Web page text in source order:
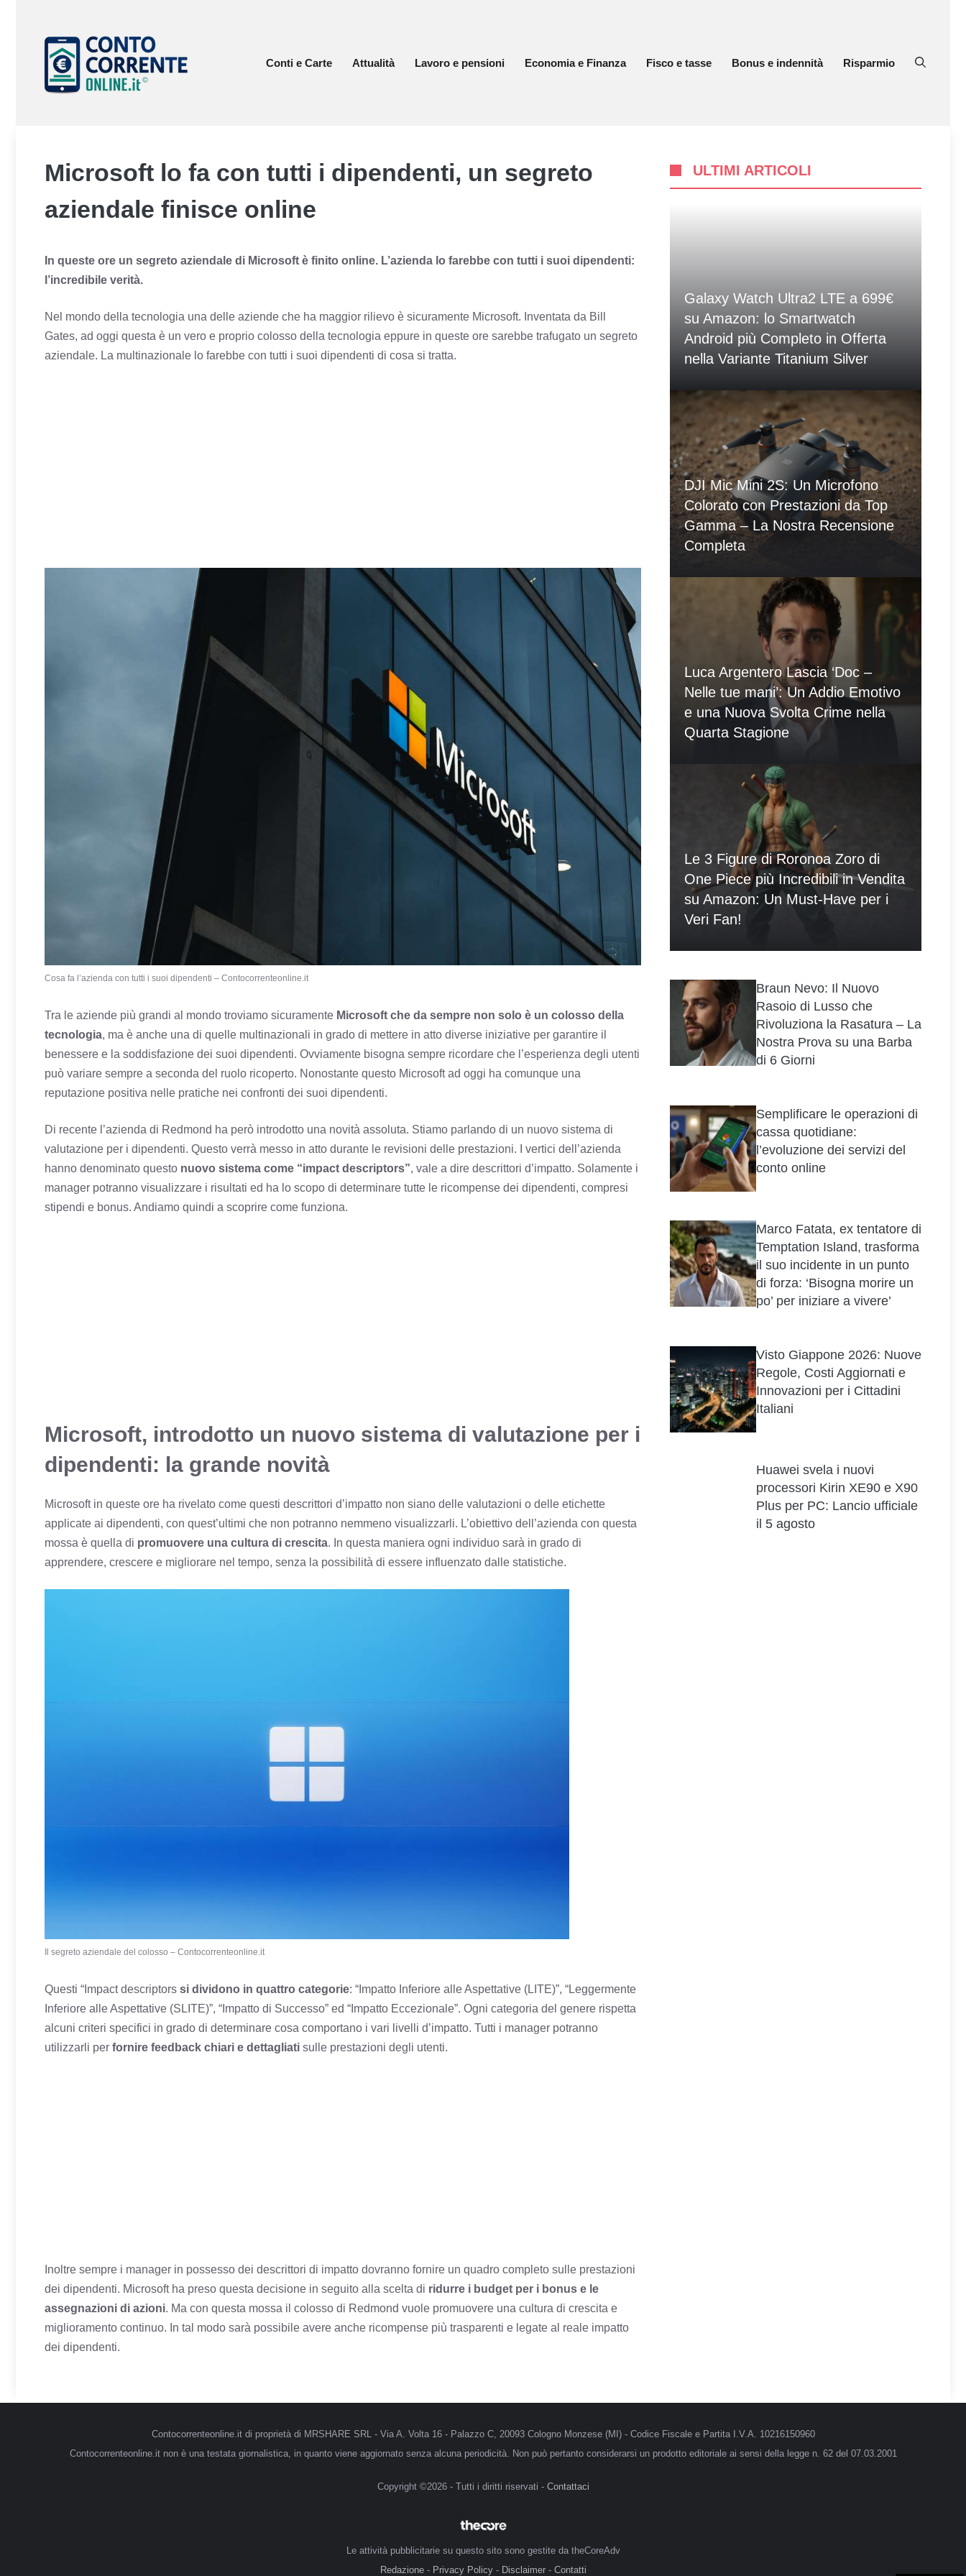
contenuto
Conti e Carte
Attualità Lavoro e pensioni Economia e Finanza Fisco e tasse Bonus e indennità Risparmio
Microsoft lo fa con tutti i dipendenti, un segreto
aziendale finisce online
In queste ore un segreto aziendale di Microsoft è finito online. L’azienda lo farebbe con tutti i suoi dipendenti:
l’incredibile verità.
Nel mondo della tecnologia una delle aziende che ha maggior rilievo è sicuramente Microsoft. Inventata da Bill
Gates, ad oggi questa è un vero e proprio colosso della tecnologia eppure in queste ore sarebbe trafugato un segreto
aziendale. La multinazionale lo farebbe con tutti i suoi dipendenti di cosa si tratta.
Cosa fa l’azienda con tutti i suoi dipendenti – Contocorrenteonline.it
Tra le aziende più grandi al mondo troviamo sicuramente Microsoft che da sempre non solo è un colosso della
tecnologia, ma è anche una di quelle multinazionali in grado di mettere in atto diverse iniziative per garantire il
benessere e la soddisfazione dei suoi dipendenti. Ovviamente bisogna sempre ricordare che l’esperienza degli utenti
può variare sempre a seconda del ruolo ricoperto. Nonostante questo Microsoft ad oggi ha comunque una
reputazione positiva nelle pratiche nei confronti dei suoi dipendenti.
Di recente l’azienda di Redmond ha però introdotto una novità assoluta. Stiamo parlando di un nuovo sistema di
valutazione per i dipendenti. Questo verrà messo in atto durante le revisioni delle prestazioni. I vertici dell’azienda
hanno denominato questo nuovo sistema come “impact descriptors”, vale a dire descrittori d’impatto. Solamente i
manager potranno visualizzare i risultati ed ha lo scopo di determinare tutte le ricompense dei dipendenti, compresi
stipendi e bonus. Andiamo quindi a scoprire come funziona.
Microsoft, introdotto un nuovo sistema di valutazione per i
dipendenti: la grande novità
Microsoft in queste ore ha rivelato come questi descrittori d’impatto non siano delle valutazioni o delle etichette
applicate ai dipendenti, con quest’ultimi che non potranno nemmeno visualizzarli. L’obiettivo dell’azienda con questa
mossa è quella di promuovere una cultura di crescita. In questa maniera ogni individuo sarà in grado di
apprendere, crescere e migliorare nel tempo, senza la possibilità di essere influenzato dalle statistiche.
Il segreto aziendale del colosso – Contocorrenteonline.it
Questi “Impact descriptors si dividono in quattro categorie: “Impatto Inferiore alle Aspettative (LITE)”, “Leggermente
Inferiore alle Aspettative (SLITE)”, “Impatto di Successo” ed “Impatto Eccezionale”. Ogni categoria del genere rispetta
alcuni criteri specifici in grado di determinare cosa comportano i vari livelli d’impatto. Tutti i manager potranno
utilizzarli per fornire feedback chiari e dettagliati sulle prestazioni degli utenti.
Inoltre sempre i manager in possesso dei descrittori di impatto dovranno fornire un quadro completo sulle prestazioni
dei dipendenti. Microsoft ha preso questa decisione in seguito alla scelta di ridurre i budget per i bonus e le
assegnazioni di azioni. Ma con questa mossa il colosso di Redmond vuole promuovere una cultura di crescita e
miglioramento continuo. In tal modo sarà possibile avere anche ricompense più trasparenti e legate al reale impatto
dei dipendenti.
ULTIMI ARTICOLI
Galaxy Watch Ultra2 LTE a 699€
su Amazon: lo Smartwatch
Android più Completo in Offerta
nella Variante Titanium Silver
DJI Mic Mini 2S: Un Microfono
Colorato con Prestazioni da Top
Gamma – La Nostra Recensione
Completa
Luca Argentero Lascia ‘Doc –
Nelle tue mani’: Un Addio Emotivo
e una Nuova Svolta Crime nella
Quarta Stagione
Le 3 Figure di Roronoa Zoro di
One Piece più Incredibili in Vendita
su Amazon: Un Must-Have per i
Veri Fan!
Braun Nevo: Il Nuovo
Rasoio di Lusso che
Rivoluziona la Rasatura – La
Nostra Prova su una Barba
di 6 Giorni
Semplificare le operazioni di
cassa quotidiane:
l’evoluzione dei servizi del
conto online
Marco Fatata, ex tentatore di
Temptation Island, trasforma
il suo incidente in un punto
di forza: ‘Bisogna morire un
po’ per iniziare a vivere’
Visto Giappone 2026: Nuove
Regole, Costi Aggiornati e
Innovazioni per i Cittadini
Italiani
Huawei svela i nuovi
processori Kirin XE90 e X90
Plus per PC: Lancio ufficiale
il 5 agosto
Contocorrenteonline.it di proprietà di MRSHARE SRL - Via A. Volta 16 - Palazzo C, 20093 Cologno Monzese (MI) - Codice Fiscale e Partita I.V.A. 10216150960
Contocorrenteonline.it non è una testata giornalistica, in quanto viene aggiornato senza alcuna periodicità. Non può pertanto considerarsi un prodotto editoriale ai sensi della legge n. 62 del 07.03.2001
Copyright ©2026 - Tutti i diritti riservati - Contattaci
Le attività pubblicitarie su questo sito sono gestite da theCoreAdv
Redazione- Privacy Policy- Disclaimer- Contatti